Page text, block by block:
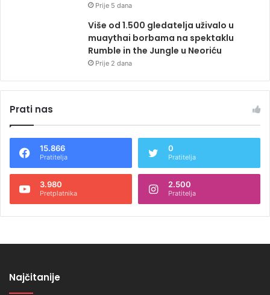
Prije 5 dana
Više od 1.500 gledatelja uživalo u
muaythai borbama na spektaklu
Rumble in the Jungle u Neoriću
Prije 2 dana
Prati nas
15.866
Pratitelja
0
Pratitelja
3.980
Pretplatnika
2.500
Pratitelja
Najčitanije